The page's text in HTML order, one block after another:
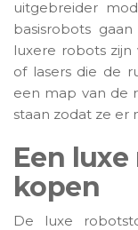
uitgebreider
basisrobots
luxere robots zijn
of lasers die de
een map van de
staan zodat ze er
Een
kopen
De luxe